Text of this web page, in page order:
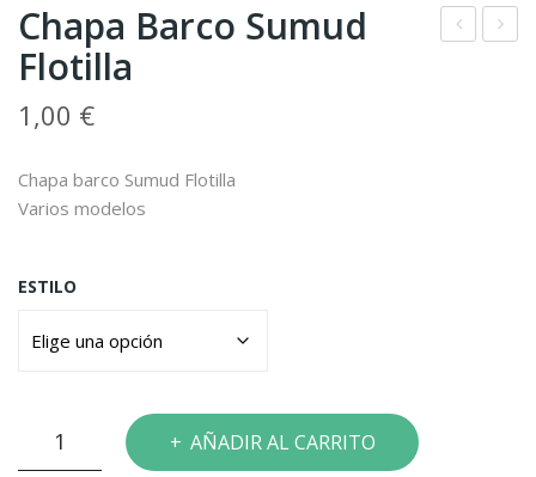
Chapa Barco Sumud
Flotilla
1,00 €
Chapa barco Sumud Flotilla
Varios modelos
ESTILO
Chapa
AÑADIR AL CARRITO